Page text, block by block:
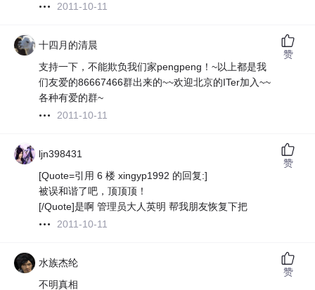
2011-10-11
十四月的清晨
支持一下，不能欺负我们家pengpeng！~以上都是我
们友爱的86667466群出来的~~欢迎北京的ITer加入~~
各种有爱的群~
2011-10-11
赞
ljn398431
[Quote=引用 6 楼 xingyp1992 的回复:]
被误和谐了吧，顶顶顶！
[/Quote]是啊 管理员大人英明 帮我朋友恢复下把
2011-10-11
赞
水族杰纶
不明真相
赞